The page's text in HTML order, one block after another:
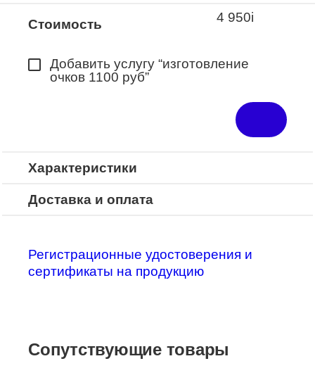
Стоимость 4 950i
Добавить услугу “изготовление
очков 1100 руб”
Характеристики
Доставка и оплата
Регистрационные удостоверения и
сертификаты на продукцию
Сопутствующие товары